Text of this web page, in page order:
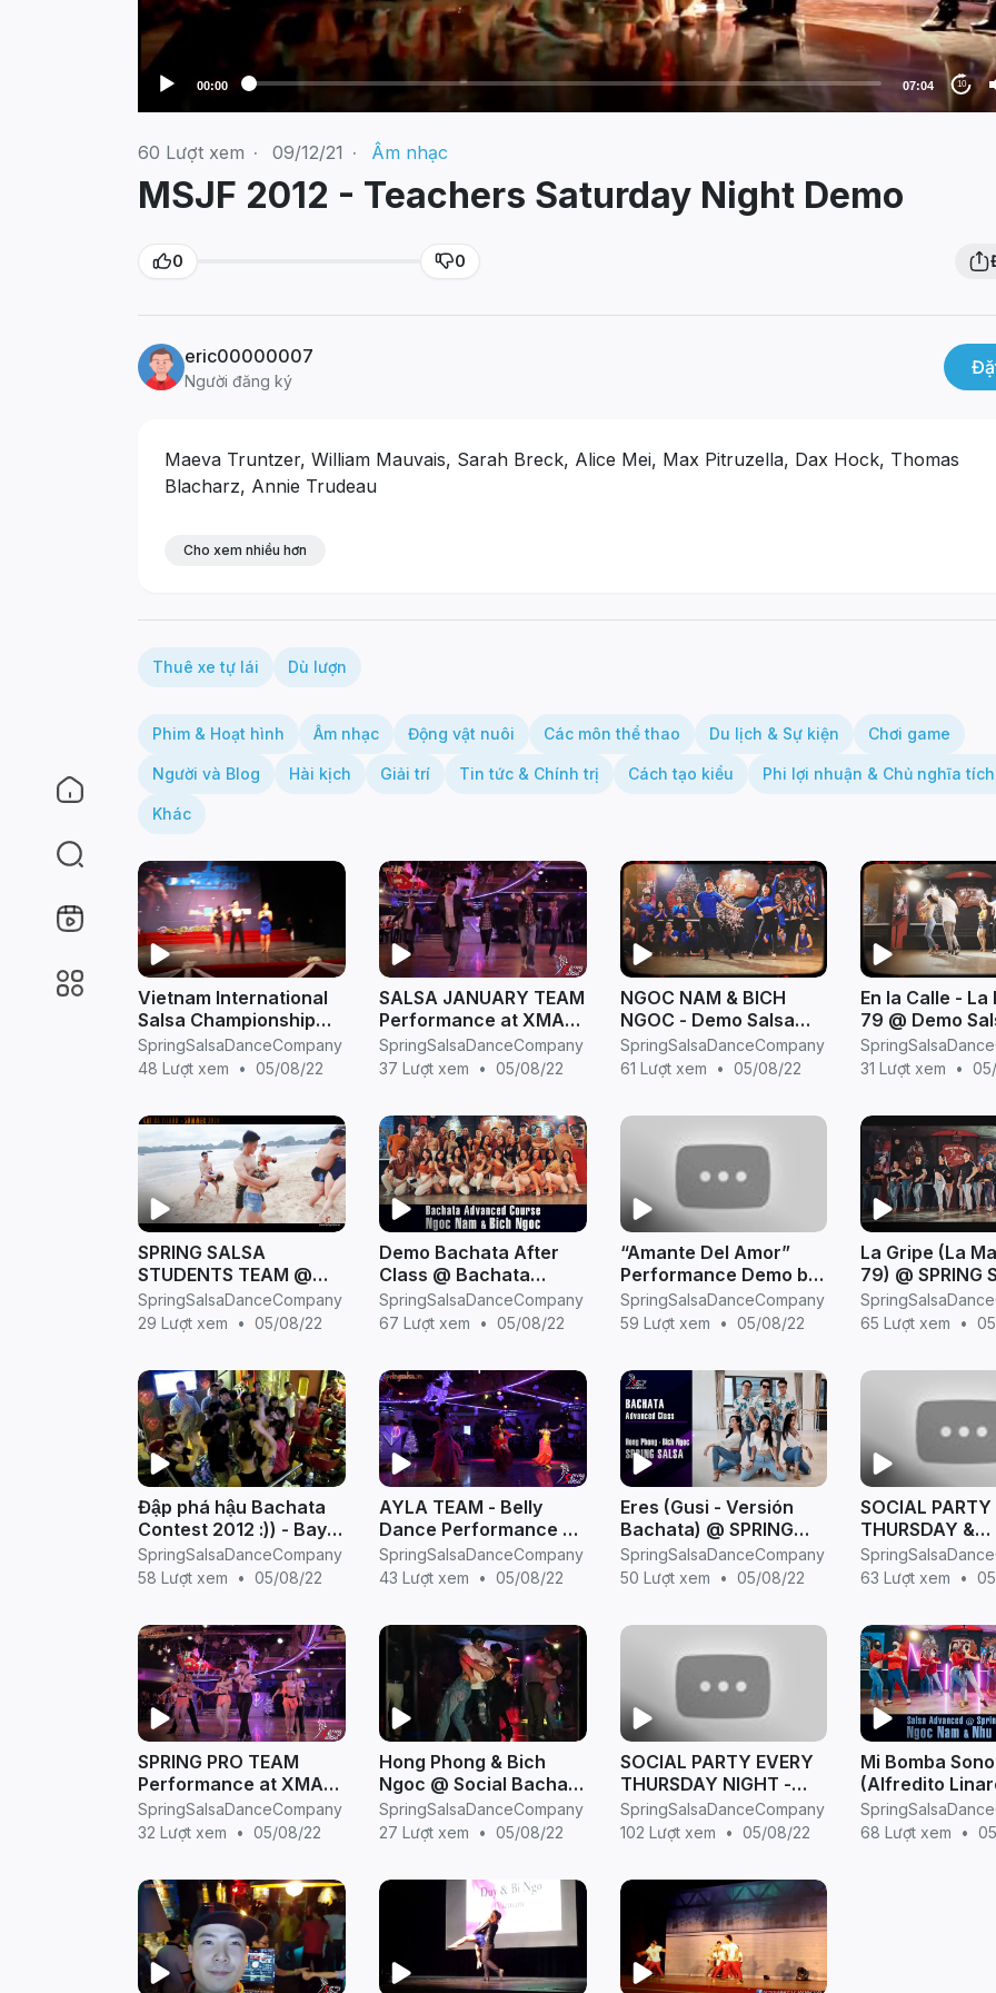
00:00 07:04 10
60 Lượt xem · 09/12/21 · Âm nhạc
MSJF 2012 - Teachers Saturday Night Demo
0 0
eric00000007
Người đăng ký
Maeva Truntzer, William Mauvais, Sarah Breck, Alice Mei, Max Pitruzella, Dax Hock, Thomas
Blacharz, Annie Trudeau
Cho xem nhiều hơn
Thuê xe tự lái Dù lượn
Phim & Hoạt hình Âm nhạc Động vật nuôi Các môn thể thao Du lịch & Sự kiện Chơi game
Người và Blog Hài kịch Giải trí Tin tức & Chính trị Cách tạo kiểu Phi lợi nhuận & Chủ nghĩa
Khác
Vietnam International
Salsa Championship
2012 - Hà Bờm - Gấu
đập choai - Spring
SpringSalsaDanceCompany
48 Lượt xem
• 05/08/22
SALSA JANUARY TEAM
Performance at XMAS
SALSA NIGHT (Hosted
by Spring Salsa)
SpringSalsaDanceCompany
37 Lượt xem
• 05/08/22
NGOC NAM & BICH
NGOC - Demo Salsa
(ON2) @ Semi-
Advanced Class,
SpringSalsaDanceCompany
61 Lượt xem
• 05/08/22
En la Calle - La
79 @ Demo
(On2) -
STUDIO
31 Lượt xem
•
SPRING SALSA
STUDENTS TEAM @
Demo Bachata at Cat
Ba Island, Vietnam
SpringSalsaDanceCompany
29 Lượt xem
• 05/08/22
Demo Bachata After
Class @ Bachata
Advanced - @Spring
Salsa Dance Company
SpringSalsaDanceCompany
67 Lượt xem
• 05/08/22
“Amante Del Amor”
Performance Demo by
Nuno @Spring Salsa
Dance Company
SpringSalsaDanceCompany
59 Lượt xem
• 05/08/22
La Gripe (La
79) @ SPRING
TEAM - Demo
after class
65 Lượt xem
•
Đập phá hậu Bachata
Contest 2012 :)) - Bay
lên - Spring Salsa
SpringSalsaDanceCompany
58 Lượt xem
• 05/08/22
AYLA TEAM - Belly
Dance Performance at
XMAS SALSA NIGHT
(Hosted by Spring
SpringSalsaDanceCompany
43 Lượt xem
• 05/08/22
Eres (Gusi - Versión
Bachata) @ SPRING
RPO TEAM Demo
Bachata @Spring Salsa
SpringSalsaDanceCompany
50 Lượt xem
• 05/08/22
SOCIAL PARTY
THURSDAY &
SATURDAY
@Spring Salsa
63 Lượt xem
•
SPRING PRO TEAM
Performance at XMAS
SALSA NIGHT (Hosted
by Spring Salsa)
SpringSalsaDanceCompany
32 Lượt xem
• 05/08/22
Hong Phong & Bich
Ngoc @ Social Bachata
at @Spring Salsa
Dance Company
SpringSalsaDanceCompany
27 Lượt xem
• 05/08/22
SOCIAL PARTY EVERY
THURSDAY NIGHT -
SPRING SALSA (22 Ho
Giam, Hanoi)
SpringSalsaDanceCompany
102 Lượt xem
• 05/08/22
Mi Bomba Sono
(Alfredito
Demo after
(Salsa
68 Lượt xem
•